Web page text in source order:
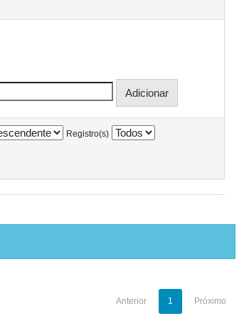
Registro(s)
Anterior 1 Próximo